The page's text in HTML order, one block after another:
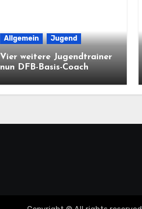
Allgemein Jugend
Vier weitere Jugendtrainer
nun DFB-Basis-Coach